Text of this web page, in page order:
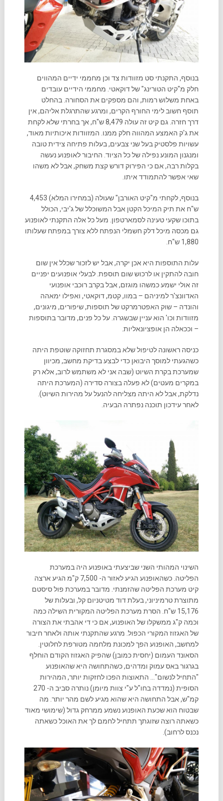
בנוסף, התקנתי סט מזוודות צד וכן מחממי ידיים המהווים
חלק מ"קיט הטורינג" של דוקאטי. מחממי הידיים עובדים
באחת משלוש רמות, והם מספקים את הסחורה. בהחלט
תוסף חשוב לימי החורף הקרים, ומרגע שהתרגלת אליהם, אין
דרך חזרה. גם קיט זה עולה 8,479 ש"ח, אך בחרתי שלא לקחת
את ג'ק האמצע המהווה חלק ממנו. המזוודות איכותיות מאוד,
עשויות פלסטיק בעל שני צבעים, בעלות פתיחה צידית טובה
ומנגנון המונע נפילה של כל הציוד. החיבור לאופנוע נעשה
בקלות רבה, אם כי הפירוק דורש קצת משחק, אבל לא משהו
שאי אפשר להתמודד איתו.
בנוסף, לקחתי מ"קיט האורבן" שעולה (במחירו המלא) 4,453
ש"ח את תיק המיכל הקטן אבל המשוכלל של ג'יבי, הכולל
בתוכו שקעי טעינה לסמארטפון. מעל כל אלה התקנתי לאופנוע
גם מכסה מיכל דלק חשמלי הנפתח ללא צורך במפתח שעלותו
1,880 ש"ח.
עלות התוספות היא אכן יקרה, אבל יש לזכור שכלל אין שום
חובה להתקין או לרכוש שום תוספת. לבעלי אופנועים יפניים
זה אולי ישמע כמשהו מוגזם, אבל בקרב רוכבי אופנועי
האדוונצ'ר למיניהם – במוו, קטמ, דוקאטי, ואפילו ימאהה
והונדה – שוק האפטרמרקט של תוספות, שיפורים, מיגונים,
מזוודות וכו' הוא עניין שבשגרה. על כל פנים, מדובר בתוספות
– וככאלה הן אופציונאליות.
כניסה ראשונה לטיפול שלא במסגרת תחזוקה שוטפת היתה
כשהגעתי למוסך היבואן כדי לבצע בדיקת מחשב, מכיוון
שמערכת בקרת השיוט (שבה אני לא משתמש לרוב, אלא רק
במקרים מעטים) לא פעלה בצורה סדירה (המערכת היתה
נדלקת, אבל לא היתה מצליחה להנעל על מהירות השיוט).
לאחר עידכון תוכנה נפתרה הבעיה.
השינוי המהותי השני שביצעתי באופנוע היה במערכת
הפליטה. כשהאופנוע הגיע לאזור ה- 7,500 ק"מ הגיע ארצה
קיט מערכת הפליטה שהזמנתי. מדובר במערכת פול סיסטם
מתוצרת טרמיניוני, בעלת דוד מטיטניום קל, ובעלות של
15,176 ש"ח. הסרת מערכת הפליטה המקורית השילה כמה
וכמה ק"ג ממשקלו של האופנוע, אם כי די אהבתי את הצורה
של האגזוז המקורי הכפול. מרגע שהתקנתי אותה ולאחר חיבור
למחשב, האופנוע הפך למכונת מלחמה מטורפת לחלוטין.
הסאונד העמום (יחסית כמובן) שהפיק האגזוז הקודם הוחלף
בגרגור באס עמוק ומדהים, כשהתחושה היא שהאופנוע
"התחיל לנשום"… התאוצות הפכו לחזקות יותר, המהירות
הסופית (נמדדה בחו"ל ע"י צוות מיומן) נותרה סביב ה- 270
קמ"ש, אבל התחושה היא שהוא מגיע לשם מהר יותר. מה
שבטוח הוא שכעת האופנוע נשמע ממרחק גדול (שימושי מאוד
כשאתה רוצה שזוגתך תתחיל לחמם לך את האוכל כשאתה
נכנס לרחוב).